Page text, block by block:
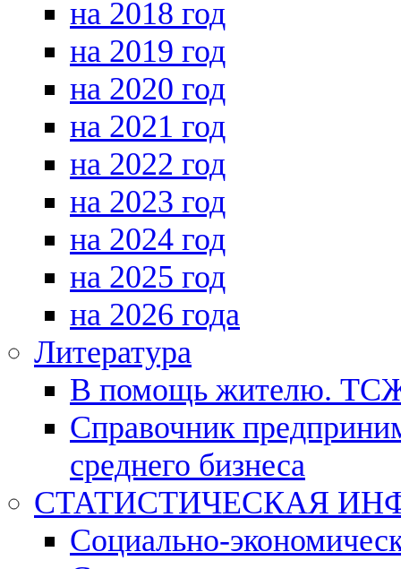
на 2018 год
на 2019 год
на 2020 год
на 2021 год
на 2022 год
на 2023 год
на 2024 год
на 2025 год
на 2026 года
Литература
В помощь жителю.
Справочник
среднего бизнеса
СТАТИСТИЧЕСКАЯ
Социально-